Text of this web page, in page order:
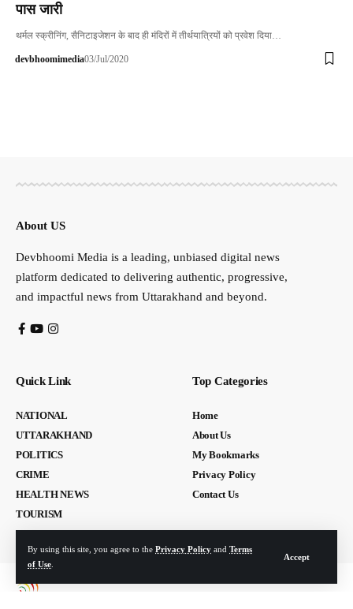
By using this site, you agree to the Privacy Policy and Terms
of Use
Accept
पास जारी
थर्मल स्क्रीनिंग, सैनिटाइजेशन के बाद ही मंदिरों में तीर्थयात्रियों को प्रवेश दिया…
devbhoomimedia03/Jul/2020
About US
Devbhoomi Media is a leading, unbiased digital news
platform dedicated to delivering authentic, progressive,
and impactful news from Uttarakhand and beyond.
Quick Link
NATIONAL
UTTARAKHAND
POLITICS
CRIME
HEALTH NEWS
TOURISM
Top Categories
Home
About Us
My Bookmarks
Privacy Policy
Contact Us